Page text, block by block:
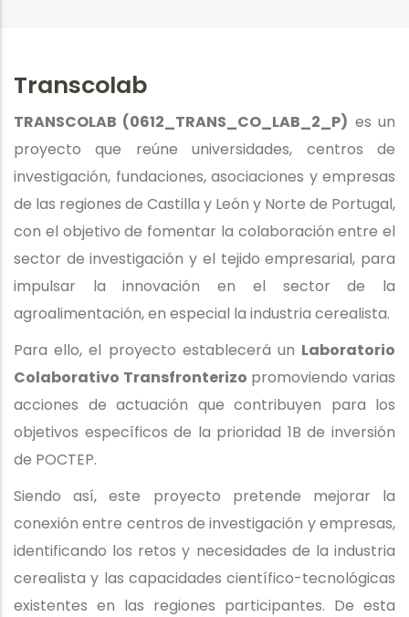
navegación
Transcolab
TRANSCOLAB (0612_TRANS_CO_LAB_2_P) es un
proyecto que reúne universidades, centros de
investigación, fundaciones, asociaciones y empresas
de las regiones de Castilla y León y Norte de Portugal,
con el objetivo de fomentar la colaboración entre el
sector de investigación y el tejido empresarial, para
impulsar la innovación en el sector de la
agroalimentación, en especial la industria cerealista.
Para ello, el proyecto establecerá un Laboratorio
Colaborativo Transfronterizo promoviendo varias
acciones de actuación que contribuyen para los
objetivos específicos de la prioridad 1B de inversión
de POCTEP.
Siendo así, este proyecto pretende mejorar la
conexión entre centros de investigación y empresas,
identificando los retos y necesidades de la industria
cerealista y las capacidades científico-tecnológicas
existentes en las regiones participantes. De esta